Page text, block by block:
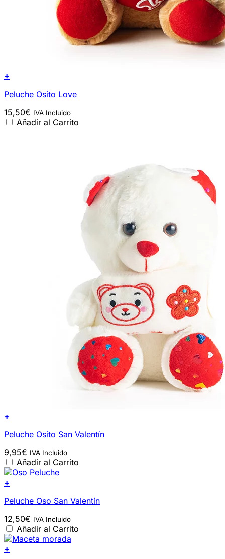
+
Peluche Osito Love
15,50€ IVA Incluido
Añadir al Carrito
+
Peluche Osito San Valentín
9,95€ IVA Incluido
Añadir al Carrito
+
Peluche Oso San Valentín
12,50€ IVA Incluido
Añadir al Carrito
+